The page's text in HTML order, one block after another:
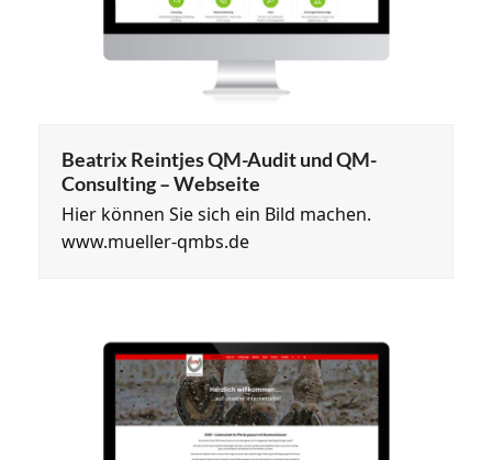
Beatrix Reintjes QM-Audit und QM-
Consulting – Webseite
Hier können Sie sich ein Bild machen.
www.mueller-qmbs.de